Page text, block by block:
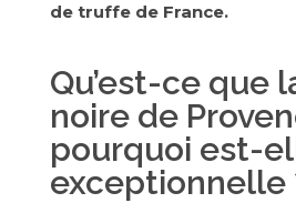
de truffe de France.
Qu’est-ce que
noire de
pourquoi est-
exceptionnelle